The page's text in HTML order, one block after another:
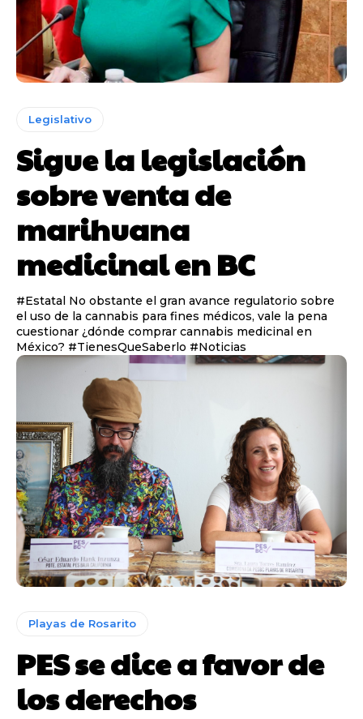
Legislativo
Sigue la legislación
sobre venta de
marihuana
medicinal en BC
#Estatal No obstante el gran avance regulatorio sobre
el uso de la cannabis para fines médicos, vale la pena
cuestionar ¿dónde comprar cannabis medicinal en
México? #TienesQueSaberlo #Noticias
Playas de Rosarito
PES se dice a favor de
los derechos